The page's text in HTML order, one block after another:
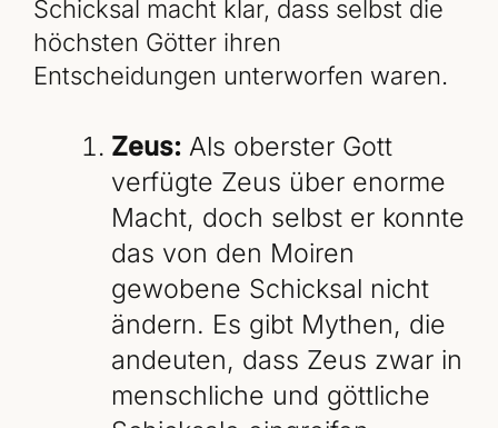
Schicksal macht klar, dass selbst die
höchsten Götter ihren
Entscheidungen unterworfen waren.
Zeus: Als oberster Gott
verfügte Zeus über enorme
Macht, doch selbst er konnte
das von den Moiren
gewobene Schicksal nicht
ändern. Es gibt Mythen, die
andeuten, dass Zeus zwar in
menschliche und göttliche